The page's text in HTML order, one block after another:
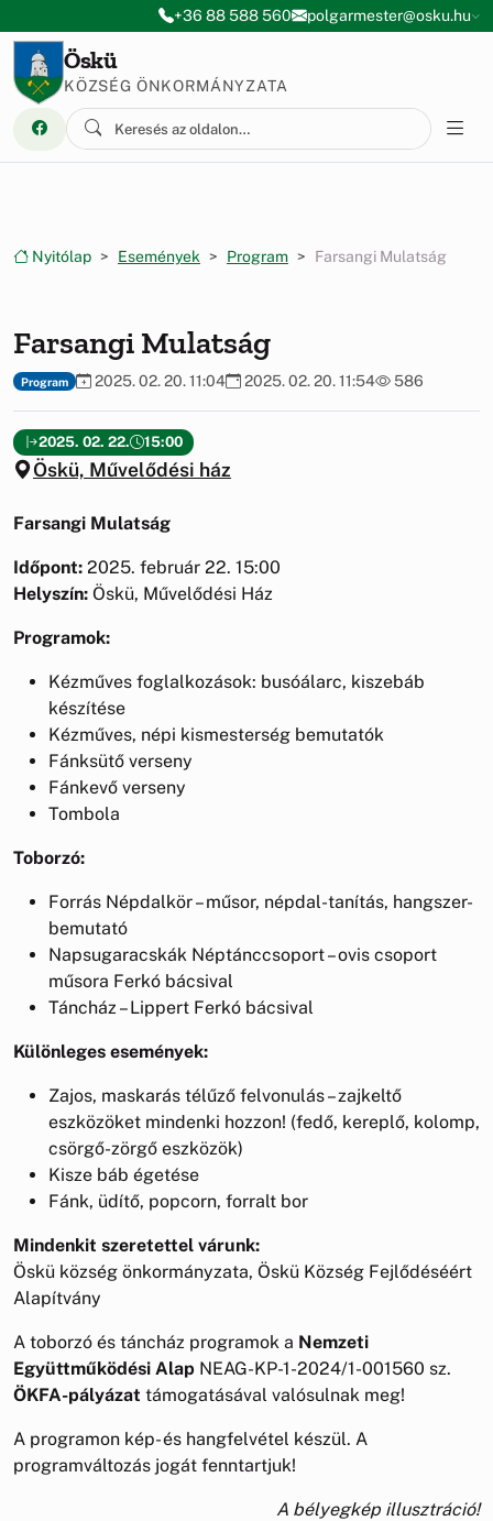
Ugrás a menüre
Ugrás a tartalomra+36 88 588 560 polgarmester@osku.hu
Öskü
KÖZSÉG ÖNKORMÁNYZATA
Nyitólap Események Program Farsangi Mulatság
Farsangi Mulatság
Program 2025. 02. 20. 11:04 2025. 02. 20. 11:54 586
2025. 02. 22. 15:00
Öskü, Művelődési ház
Farsangi Mulatság
Időpont: 2025. február 22. 15:00
Helyszín: Öskü, Művelődési Ház
Programok:
Kézműves foglalkozások: busóálarc, kiszebáb
készítése
Kézműves, népi kismesterség bemutatók
Fánksütő verseny
Fánkevő verseny
Tombola
Toborzó:
Forrás Népdalkör – műsor, népdal-tanítás, hangszer-
bemutató
Napsugaracskák Néptánccsoport – ovis csoport
műsora Ferkó bácsival
Táncház – Lippert Ferkó bácsival
Különleges események:
Zajos, maskarás télűző felvonulás – zajkeltő
eszközöket mindenki hozzon! (fedő, kereplő, kolomp,
csörgő-zörgő eszközök)
Kisze báb égetése
Fánk, üdítő, popcorn, forralt bor
Mindenkit szeretettel várunk:
Öskü község önkormányzata, Öskü Község Fejlődéséért
Alapítvány
A toborzó és táncház programok a Nemzeti
Együttműködési Alap NEAG-KP-1-2024/1-001560 sz.
ÖKFA-pályázat támogatásával valósulnak meg!
A programon kép- és hangfelvétel készül. A
programváltozás jogát fenntartjuk!
A bélyegkép illusztráció!